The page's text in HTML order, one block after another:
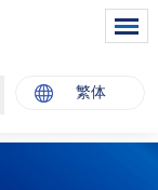
繁体